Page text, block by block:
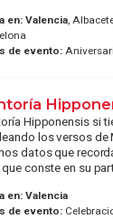
en: Valencia,
de evento:
Hipponensis si
los versos de
datos que
conste en su
en: Valencia
de evento: